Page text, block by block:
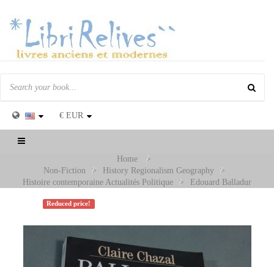
€ EUR
Toggle
Home
>
Non-Fiction
> History Regionalism Geography
>
Histoire contemporaine Actualités Politique
> Edouard Balladur
Reduced price!